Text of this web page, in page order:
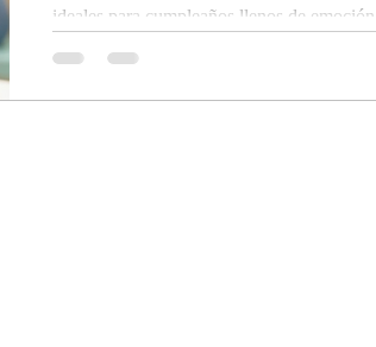
ideales para cumpleaños llenos de
recordará por siempre.